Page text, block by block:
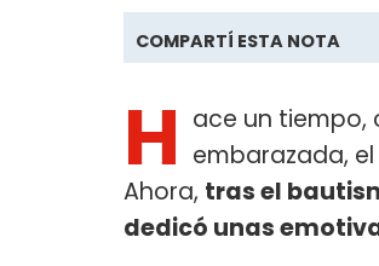
COMPARTÍ ESTA NOTA
H ace un tiempo,
embarazada,
Ahora, tras el
dedicó unas